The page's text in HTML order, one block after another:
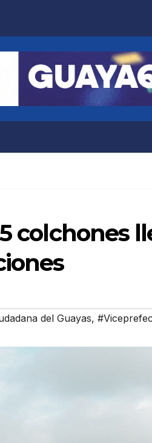
del Guayas,